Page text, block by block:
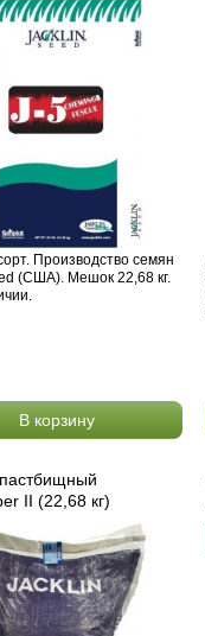
Производство семян
(США). Мешок 22,68 кг.
В корзину
II (22,68 кг)